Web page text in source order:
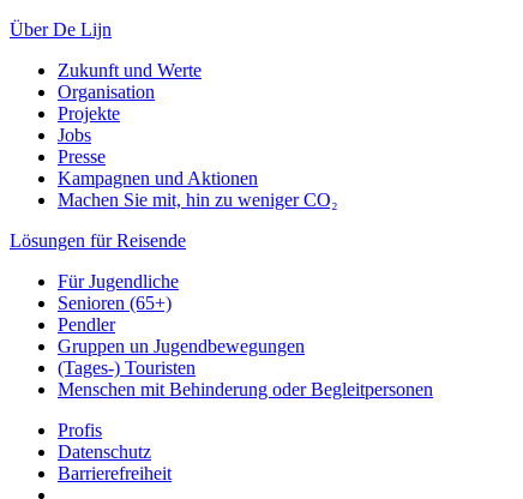
Über De Lijn
Zukunft und Werte
Organisation
Projekte
Jobs
Presse
Kampagnen und Aktionen
Machen Sie mit, hin zu weniger CO₂
Lösungen für Reisende
Für Jugendliche
Senioren (65+)
Pendler
Gruppen un Jugendbewegungen
(Tages-) Touristen
Menschen mit Behinderung oder Begleitpersonen
Profis
Datenschutz
Barrierefreiheit